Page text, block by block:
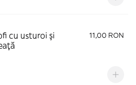
cu usturoi şi
11,00 RON